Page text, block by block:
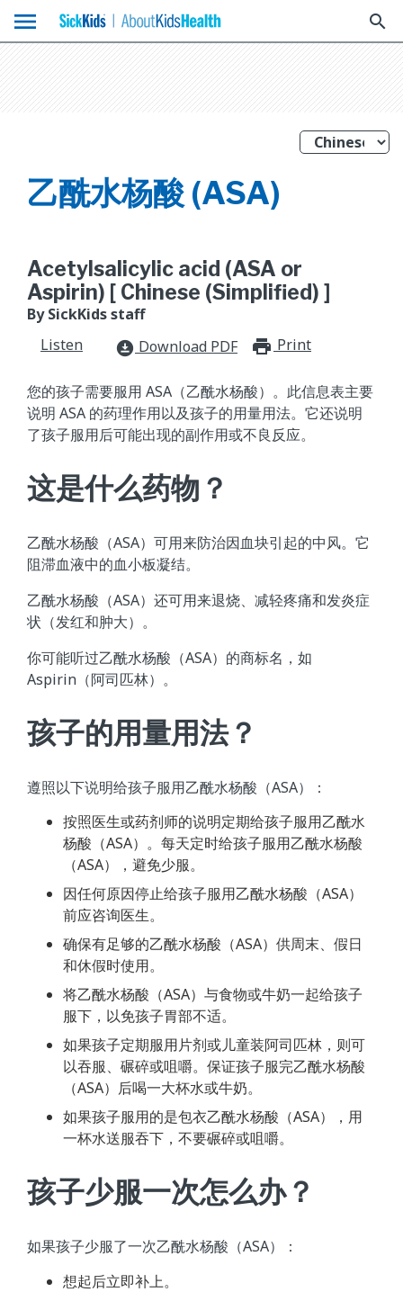
menu search
乙酰水杨酸 (ASA)
Acetylsalicylic acid (ASA or
Aspirin) [ Chinese (Simplified) ]
By SickKids staff
Listen
download_for_offline Download PDF Print
您的孩子需要服用 ASA（乙酰水杨酸）。此信息表主要
说明 ASA 的药理作用以及孩子的用量用法。它还说明
了孩子服用后可能出现的副作用或不良反应。
这是什么药物？
乙酰水杨酸（ASA）可用来防治因血块引起的中风。它
阻滞血液中的血小板凝结。
乙酰水杨酸（ASA）还可用来退烧、减轻疼痛和发炎症
状（发红和肿大）。
你可能听过乙酰水杨酸（ASA）的商标名，如
Aspirin（阿司匹林）。
孩子的用量用法？
遵照以下说明给孩子服用乙酰水杨酸（ASA）：
按照医生或药剂师的说明定期给孩子服用乙酰水
杨酸（ASA）。每天定时给孩子服用乙酰水杨酸
（ASA），避免少服。
因任何原因停止给孩子服用乙酰水杨酸（ASA）
前应咨询医生。
确保有足够的乙酰水杨酸（ASA）供周末、假日
和休假时使用。
将乙酰水杨酸（ASA）与食物或牛奶一起给孩子
服下，以免孩子胃部不适。
如果孩子定期服用片剂或儿童装阿司匹林，则可
以吞服、碾碎或咀嚼。保证孩子服完乙酰水杨酸
（ASA）后喝一大杯水或牛奶。
如果孩子服用的是包衣乙酰水杨酸（ASA），用
一杯水送服吞下，不要碾碎或咀嚼。
孩子少服一次怎么办？
如果孩子少服了一次乙酰水杨酸（ASA）：
想起后立即补上。